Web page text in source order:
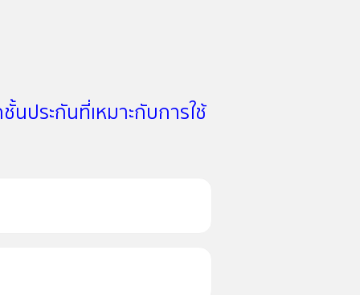
นประกันที่เหมาะกับการใช้